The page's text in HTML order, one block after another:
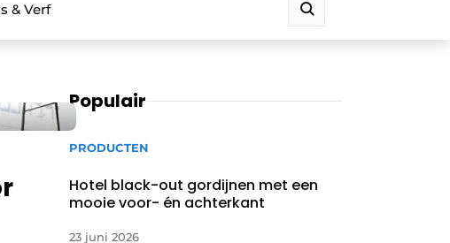
& Verf
Populair
PRODUCTEN
Hotel black-out gordijnen met een
mooie voor- én achterkant
23 juni 2026